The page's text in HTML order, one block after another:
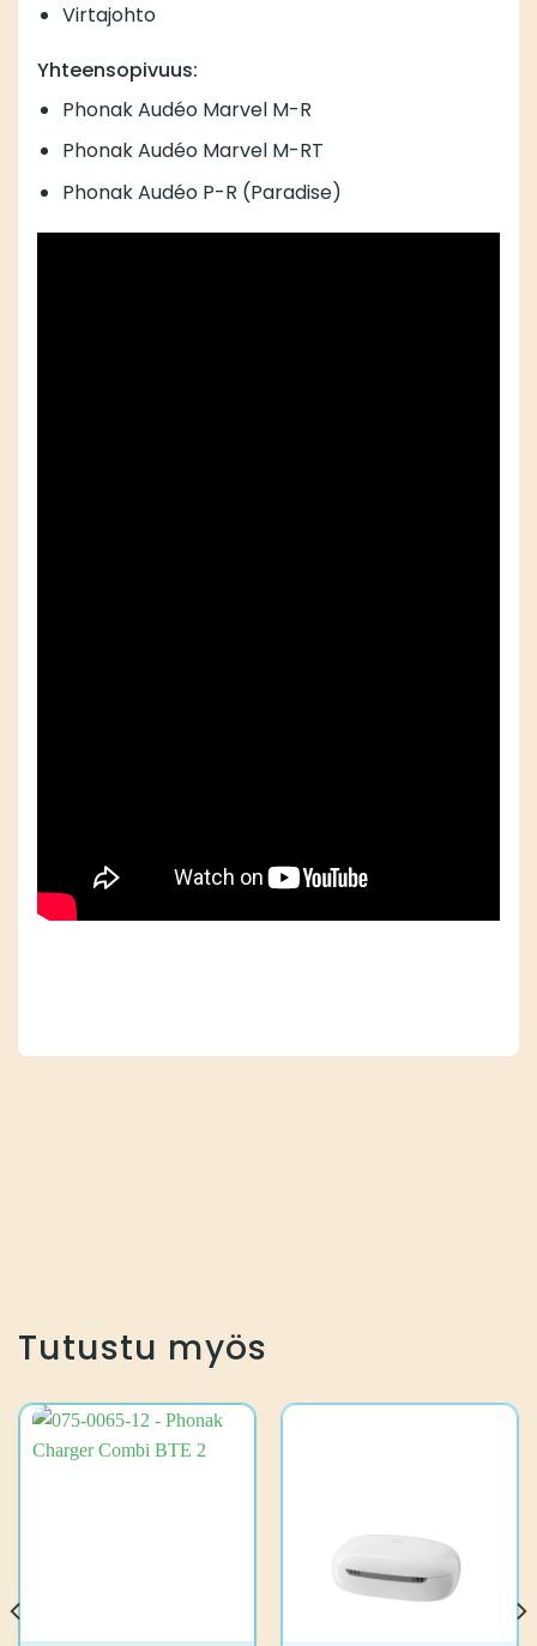
Virtajohto
Yhteensopivuus:
Phonak Audéo Marvel M-R
Phonak Audéo Marvel M-RT
Phonak Audéo P-R (Paradise)
Tutustu myös